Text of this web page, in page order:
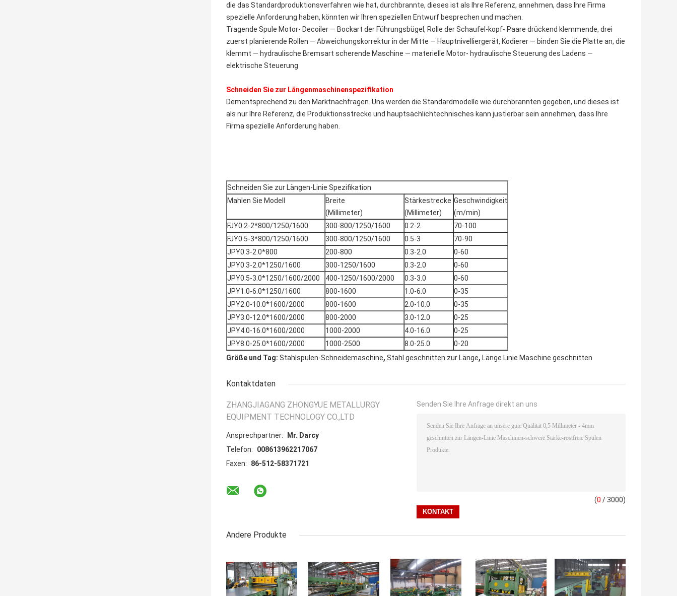
die das Standardproduktionsverfahren wie hat, durchbrannte, dieses ist als Ihre Referenz, annehmen, dass Ihre Firma
spezielle Anforderung haben, könnten wir Ihren speziellen Entwurf besprechen und machen.
Tragende Spule Motor- Decoiler — Bockart der Führungsbügel, Rolle der Schaufel-kopf- Paare drückend klemmende, drei
zuerst planierende Rollen — Abweichungskorrektur in der Mitte — Hauptnivelliergerät, Kodierer — binden Sie die Platte an, die
klemmt — hydraulische Bremsart scherende Maschine — materielle Motor- hydraulische Steuerung des Ladens —
elektrische Steuerung
Schneiden Sie zur Längenmaschinenspezifikation
Dementsprechend zu den Marktnachfragen. Uns werden die Standardmodelle wie durchbrannten gegeben, und dieses ist
als nur Ihre Referenz, die Produktionsstrecke und hauptsächlichtechnisches kann justierbar sein annehmen, dass Ihre
Firma spezielle Anforderung haben.
Schneiden Sie zur Längen-Linie Spezifikation
Mahlen Sie Modell
Breite
(Millimeter)
Stärkestrecke
(Millimeter)
Geschwindigkeit
(m/min)
FJY0.2-2*800/1250/1600
300-800/1250/1600 0.2-2
70-100
FJY0.5-3*800/1250/1600
300-800/1250/1600 0.5-3
70-90
JPY0.3-2.0*800
200-800 0.3-2.0
0-60
JPY0.3-2.0*1250/1600
300-1250/1600 0.3-2.0
0-60
JPY0.5-3.0*1250/1600/2000
400-1250/1600/2000 0.3-3.0
0-60
JPY1.0-6.0*1250/1600
800-1600 1.0-6.0
0-35
JPY2.0-10.0*1600/2000
800-1600 2.0-10.0
0-35
JPY3.0-12.0*1600/2000
800-2000 3.0-12.0
0-25
JPY4.0-16.0*1600/2000
1000-2000 4.0-16.0
0-25
JPY8.0-25.0*1600/2000
1000-2500 8.0-25.0
0-20
Größe und Tag: Stahlspulen-Schneidemaschine, Stahl geschnitten zur Länge, Länge Linie Maschine geschnitten
Kontaktdaten
ZHANGJIAGANG ZHONGYUE METALLURGY
EQUIPMENT TECHNOLOGY CO.,LTD
Ansprechpartner:
Mr. Darcy
Telefon:
008613962217067
Faxen:
86-512-58371721
Senden Sie Ihre Anfrage direkt an uns
(0 / 3000)
Andere Produkte